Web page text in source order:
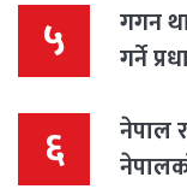
५
गगन
गर्ने
६
नेपाल